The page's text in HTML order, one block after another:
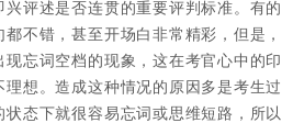
评述是否连贯的重要评判标准。有的
不错，甚至开场白非常精彩，但是，
忘词空档的现象，这在考官心中的印
想。造成这种情况的原因多是考生过
态下就很容易忘词或思维短路，所以